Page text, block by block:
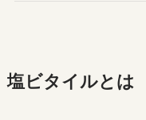
塩ビタイルとは